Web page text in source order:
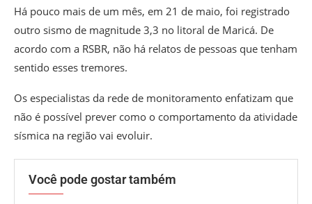
Há pouco mais de um mês, em 21 de maio, foi registrado
outro sismo de magnitude 3,3 no litoral de Maricá. De
acordo com a RSBR, não há relatos de pessoas que tenham
sentido esses tremores.
Os especialistas da rede de monitoramento enfatizam que
não é possível prever como o comportamento da atividade
sísmica na região vai evoluir.
Você pode gostar também